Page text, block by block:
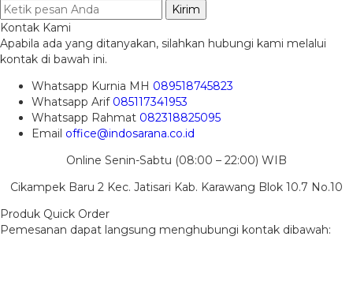
Kirim
Kontak Kami
Apabila ada yang ditanyakan, silahkan hubungi kami melalui
kontak di bawah ini.
Whatsapp Kurnia MH 089518745823
Whatsapp Arif 085117341953
Whatsapp Rahmat 082318825095
Email office@indosarana.co.id
Online Senin-Sabtu (08:00 – 22:00) WIB
Cikampek Baru 2 Kec. Jatisari Kab. Karawang Blok 10.7 No.10
Produk Quick Order
Pemesanan dapat langsung menghubungi kontak dibawah: